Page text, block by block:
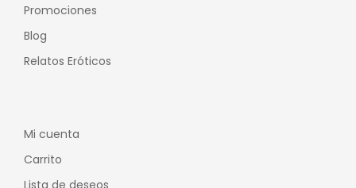
Promociones
Blog
Relatos Eróticos
Mi cuenta
Carrito
Lista de deseos